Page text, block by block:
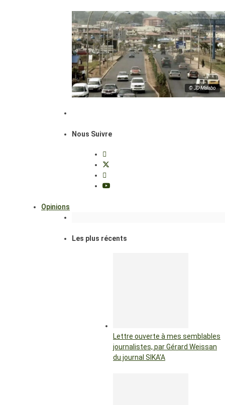
© JD Malabo
Nous Suivre
Opinions
Les plus récents
Lettre ouverte à mes semblables
journalistes, par Gérard Weissan
du journal SIKA’A